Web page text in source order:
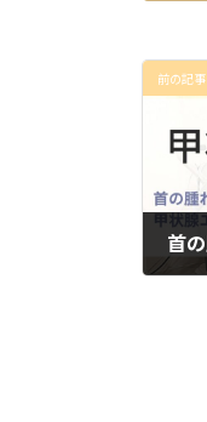
前の記事